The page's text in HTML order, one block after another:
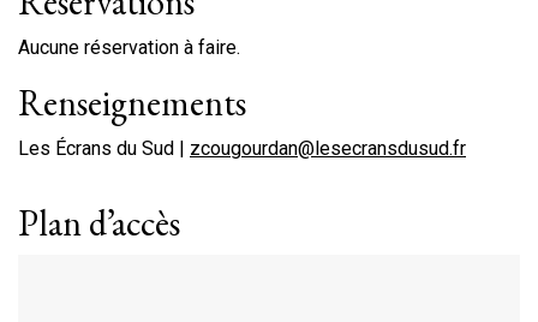
Aucune réservation à faire.
Renseignements
Les Écrans du Sud | zcougourdan@lesecransdusud.fr
Plan d’accès